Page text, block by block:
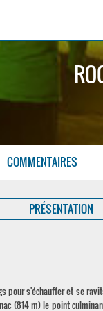
COMMENTAIRES
PRÉSENTATION
pour s'échauffer et se
(814 m) le point